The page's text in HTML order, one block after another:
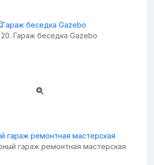
Гараж беседка Gazebo
гараж ремонтная мастерская